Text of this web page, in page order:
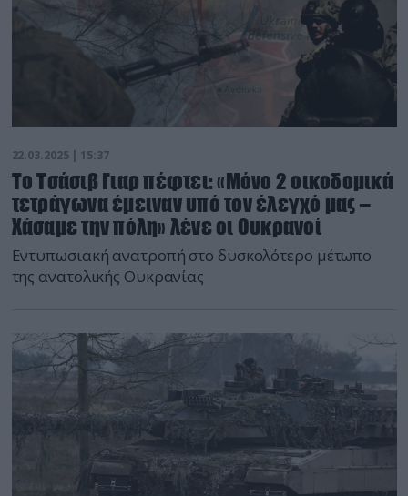
22.03.2025 | 15:37
To Tσάσιβ Γιαρ πέφτει: «Μόνο 2 οικοδομικά
τετράγωνα έμειναν υπό τον έλεγχό μας –
Χάσαμε την πόλη» λένε οι Ουκρανοί
Εντυπωσιακή ανατροπή στο δυσκολότερο μέτωπο
της ανατολικής Ουκρανίας